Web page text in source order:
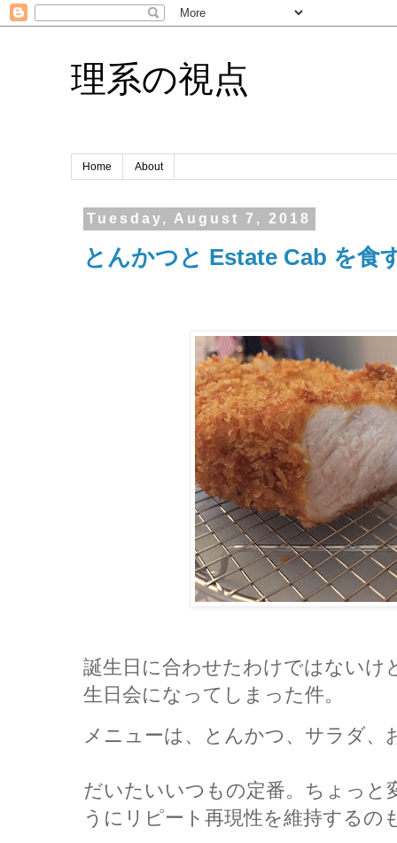
理系の視点
Home About
Tuesday, August 7, 2018
とんかつと Estate Cab を食
誕生日に合わせたわけではないけ
生日会になってしまった件。
メニューは、とんかつ、サラダ、
だいたいいつもの定番。ちょっと
うにリピート再現性を維持するの